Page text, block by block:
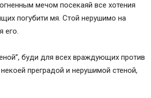
мечом посекаяй все хотения
погубити мя. Стой нерушимо на
его.
буди для всех враждующих против
преградой и нерушимой стеной,